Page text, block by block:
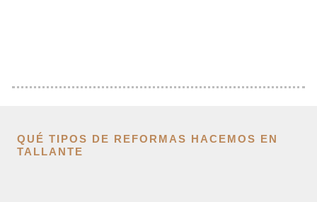
QUÉ TIPOS DE REFORMAS HACEMOS EN
TALLANTE